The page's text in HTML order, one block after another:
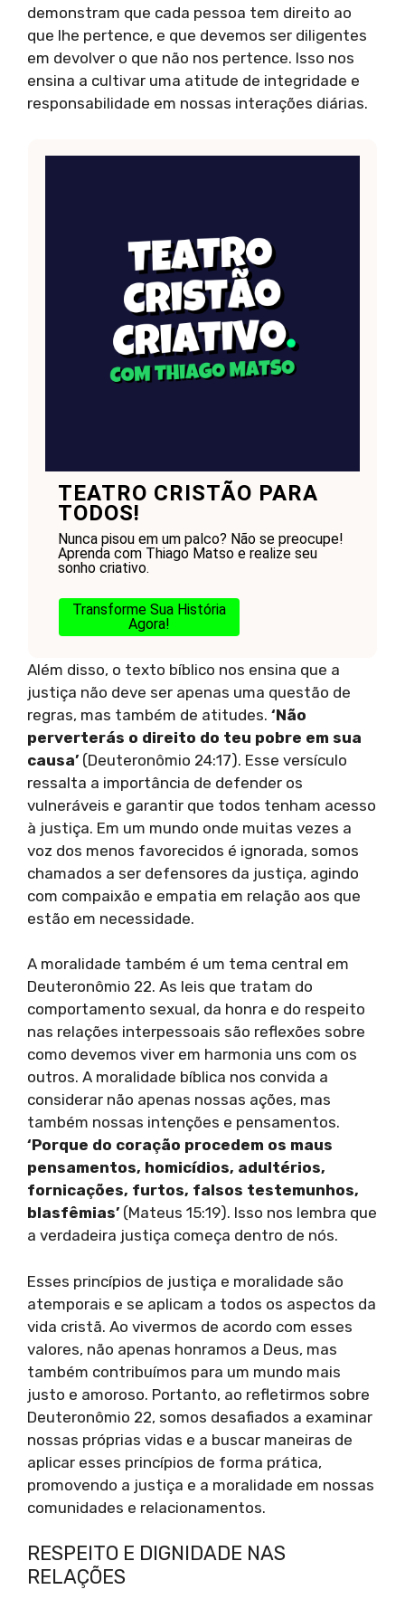
demonstram que cada pessoa tem direito ao
que lhe pertence, e que devemos ser diligentes
em devolver o que não nos pertence. Isso nos
ensina a cultivar uma atitude de integridade e
responsabilidade em nossas interações diárias.
TEATRO CRISTÃO PARA
TODOS!
Nunca pisou em um palco? Não se preocupe!
Aprenda com Thiago Matso e realize seu
sonho criativo.
Transforme Sua História
Agora!
Além disso, o texto bíblico nos ensina que a
justiça não deve ser apenas uma questão de
regras, mas também de atitudes. ‘Não
perverterás o direito do teu pobre em sua
causa’ (Deuteronômio 24:17). Esse versículo
ressalta a importância de defender os
vulneráveis e garantir que todos tenham acesso
à justiça. Em um mundo onde muitas vezes a
voz dos menos favorecidos é ignorada, somos
chamados a ser defensores da justiça, agindo
com compaixão e empatia em relação aos que
estão em necessidade.
A moralidade também é um tema central em
Deuteronômio 22. As leis que tratam do
comportamento sexual, da honra e do respeito
nas relações interpessoais são reflexões sobre
como devemos viver em harmonia uns com os
outros. A moralidade bíblica nos convida a
considerar não apenas nossas ações, mas
também nossas intenções e pensamentos.
‘Porque do coração procedem os maus
pensamentos, homicídios, adultérios,
fornicações, furtos, falsos testemunhos,
blasfêmias’ (Mateus 15:19). Isso nos lembra que
a verdadeira justiça começa dentro de nós.
Esses princípios de justiça e moralidade são
atemporais e se aplicam a todos os aspectos da
vida cristã. Ao vivermos de acordo com esses
valores, não apenas honramos a Deus, mas
também contribuímos para um mundo mais
justo e amoroso. Portanto, ao refletirmos sobre
Deuteronômio 22, somos desafiados a examinar
nossas próprias vidas e a buscar maneiras de
aplicar esses princípios de forma prática,
promovendo a justiça e a moralidade em nossas
comunidades e relacionamentos.
RESPEITO E DIGNIDADE NAS
RELAÇÕES